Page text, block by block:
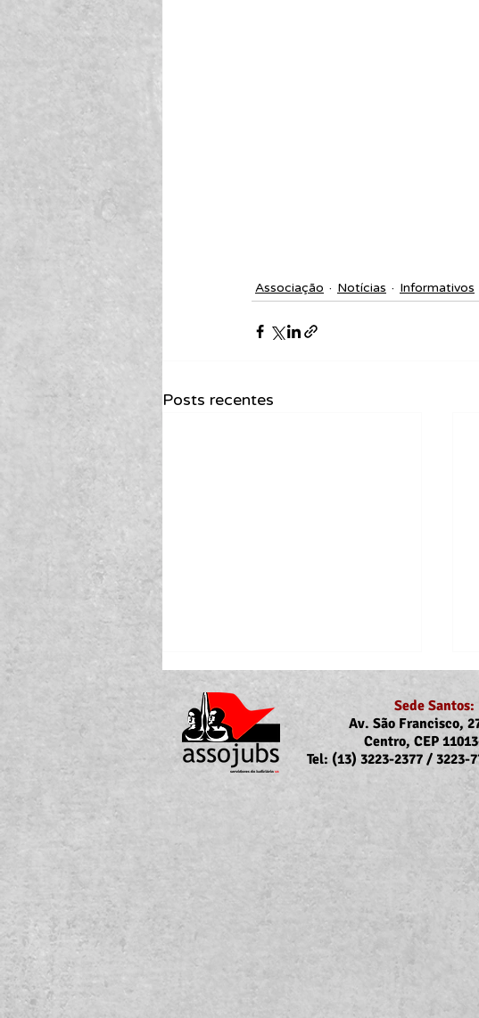
Associação Notícias Informativos
Posts recentes
Portaria Nº 10.855/2026
sobre a atualização da
concessão do auxílio-saúde
para servidores/as ativos/as e
Sede Santos:
Av. São Francisco,
Centro, CEP
Tel: (13) 3223-2377 / 3223-